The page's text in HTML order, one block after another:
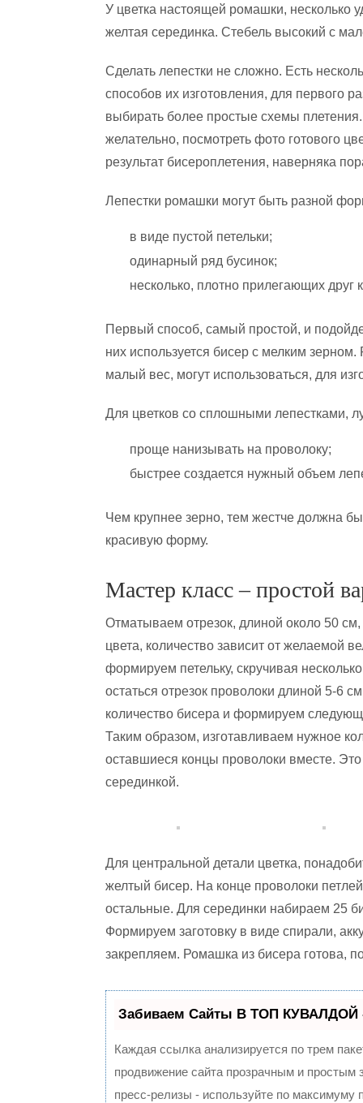
У цветка настоящей ромашки, несколько
желтая серединка. Стебель высокий с
Сделать лепестки не сложно. Есть
способов их изготовления, для первого
выбирать более простые схемы
желательно, посмотреть фото готового
результат бисероплетения, наверняка
Лепестки ромашки могут быть разной
в виде пустой петельки;
одинарный ряд бусинок;
несколько, плотно прилегающих друг
Первый способ, самый простой, и
них используется бисер с мелким
малый вес, могут использоваться, для
Для цветков со сплошными лепестками,
проще нанизывать на проволоку;
быстрее создается нужный объем
Чем крупнее зерно, тем жестче должна
красивую форму.
Мастер класс – простой
Отматываем отрезок, длиной около 50
цвета, количество зависит от желаемой
формируем петельку, скручивая
остаться отрезок проволоки длиной 5-6
количество бисера и формируем
Таким образом, изготавливаем нужное
оставшиеся концы проволоки вместе.
серединкой.
Для центральной детали цветка,
желтый бисер. На конце проволоки
остальные. Для серединки набираем 25
Формируем заготовку в виде спирали,
закрепляем. Ромашка из бисера готова,
Забиваем Сайты В ТОП КУВАЛДОЙ -
Каждая ссылка анализируется по трем
продвижение сайта прозрачным и
пресс-релизы - используйте по